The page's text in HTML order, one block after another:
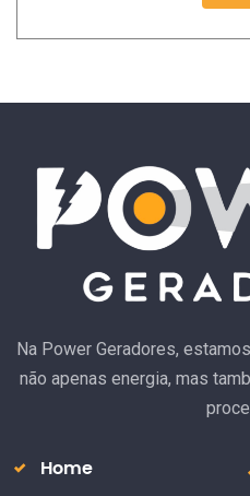
Na Power Geradores,
não apenas energia, mas
Home